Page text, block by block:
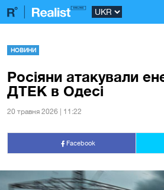
НОВИНИ
Росіяни атакували
ДТЕК в Одесі
20 травня 2026 | 11:22
Facebook